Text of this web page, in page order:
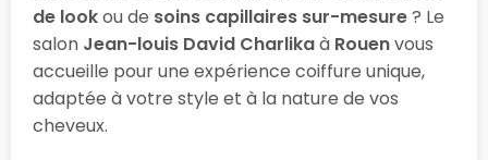
de lookou de soins capillaires sur-mesure? Le
salon Jean-louis David Charlikaà Rouenvous
accueille pour une expérience coiffure unique,
adaptée à votre style et à la nature de vos
cheveux.